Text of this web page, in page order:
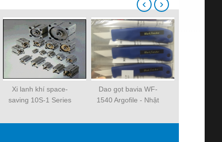
Xi lanh khí space-
saving 10S-1 Series
Dao gọt bavia WF-
1540 Argofile - Nhật
‹ ›